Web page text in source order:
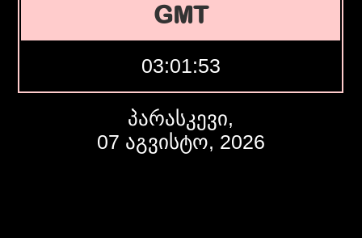
GMT
03:01:54
პარასკევი,
07 აგვისტო, 2026